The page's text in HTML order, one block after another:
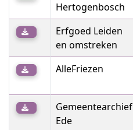
Hertogenbosch
Erfgoed Leiden
en omstreken
AlleFriezen
Gemeentearchief
Ede